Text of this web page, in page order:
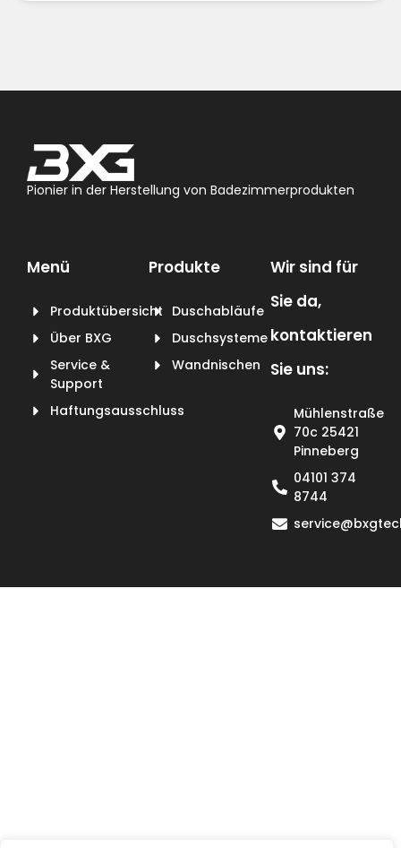
Pionier in der Herstellung von Badezimmerprodukten
Menü
Produktübersicht
Über BXG
Service &
Support
Haftungsausschluss
Produkte
Duschabläufe
Duschsysteme
Wandnischen
Wir sind für
Sie da,
kontaktieren
Sie uns:
Mühlenstraße
70c 25421
Pinneberg
04101 374
8744